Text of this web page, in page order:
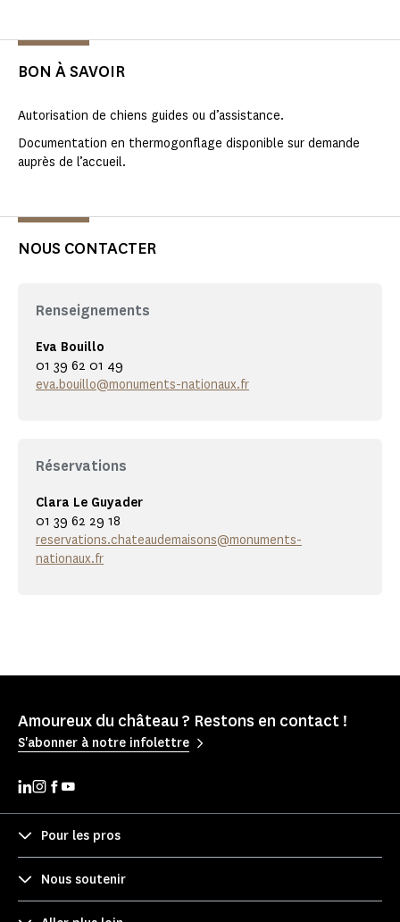
BON À SAVOIR
Autorisation de chiens guides ou d’assistance.
Documentation en thermogonflage disponible sur demande
auprès de l’accueil.
NOUS CONTACTER
Renseignements
Eva Bouillo
01 39 62 01 49
eva.bouillo@monuments-nationaux.fr
Réservations
Clara Le Guyader
01 39 62 29 18
reservations.chateaudemaisons@monuments-
nationaux.fr
Amoureux du château ? Restons en contact !
S'abonner à notre infolettre
Pour les pros
Nous soutenir